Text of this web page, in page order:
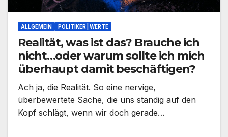
ALLGEMEIN POLITIKER | WERTE
Realität, was ist das? Brauche ich
nicht…oder warum sollte ich mich
überhaupt damit beschäftigen?
Ach ja, die Realität. So eine nervige,
überbewertete Sache, die uns ständig auf den
Kopf schlägt, wenn wir doch gerade…